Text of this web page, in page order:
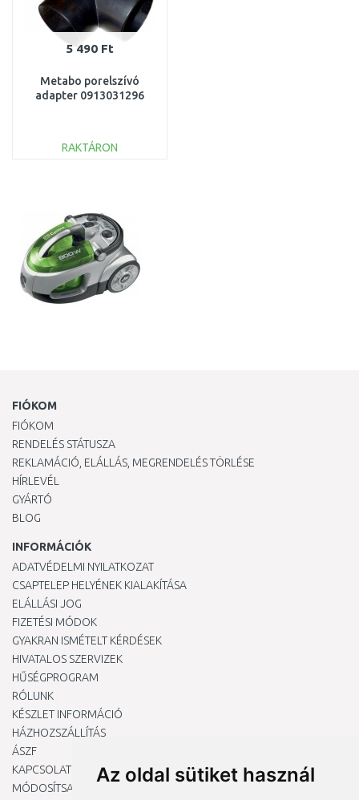
Az oldal sütiket használ
5 490 Ft
Metabo porelszívó
adapter 0913031296
RAKTÁRON
FIÓKOM
FIÓKOM
RENDELÉS STÁTUSZA
REKLAMÁCIÓ, ELÁLLÁS, MEGRENDELÉS TÖRLÉSE
HÍRLEVÉL
GYÁRTÓ
BLOG
INFORMÁCIÓK
ADATVÉDELMI NYILATKOZAT
CSAPTELEP HELYÉNEK KIALAKÍTÁSA
ELÁLLÁSI JOG
FIZETÉSI MÓDOK
GYAKRAN ISMÉTELT KÉRDÉSEK
HIVATALOS SZERVIZEK
HŰSÉGPROGRAM
RÓLUNK
KÉSZLET INFORMÁCIÓ
HÁZHOZSZÁLLÍTÁS
ÁSZF
KAPCSOLAT
MÓDOSÍTSA A COOKIE-BEÁLLÍTÁSAIMAT